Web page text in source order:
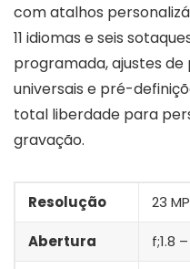
com atalhos
11 idiomas e seis
programada, ajustes
universais e pré-
total liberdade para
gravação.
Resolução 23
Abertura f;1.8